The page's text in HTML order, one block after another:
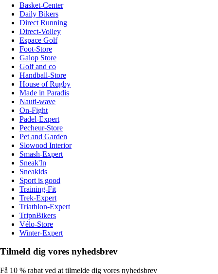
Basket-Center
Daily Bikers
Direct Running
Direct-Volley
Espace Golf
Foot-Store
Galop Store
Golf and co
Handball-Store
House of Rugby
Made in Paradis
Nauti-wave
On-Fight
Padel-Expert
Pecheur-Store
Pet and Garden
Slowood Interior
Smash-Expert
Sneak'In
Sneakids
Sport is good
Training-Fit
Trek-Expert
Triathlon-Expert
TripnBikers
Vélo-Store
Winter-Expert
Tilmeld dig vores nyhedsbrev
Få 10 % rabat ved at tilmelde dig vores nyhedsbrev